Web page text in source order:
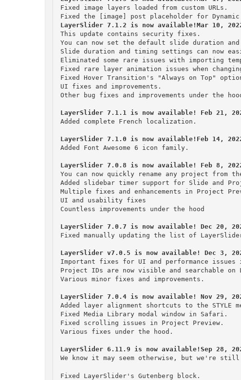
Fixed image layers loaded from custom URLs.
This update contains security fixes.
You can now set the default slide duration
Slide duration and timing settings can now
Eliminated some rare issues with importing
Fixed rare layer animation issues when
Fixed Hover Transition's "Always on Top"
UI fixes and improvements.
You can now quickly rename any project from
Added slidebar timer support for Slide and
Multiple fixes and enhancements in Project
UI and usability fixes
Fixed manually updating the list of
Important fixes for UI and performance
Project IDs are now visible and searchable on
Added layer alignment shortcuts to the STYLE
Fixed Media Library modal window in Safari.
Fixed scrolling issues in Project Preview.
LayerSlider 6.11.9 is now available!Sep 28,
We know it may seem otherwise, but we're
Fixed LayerSlider's Gutenberg block.